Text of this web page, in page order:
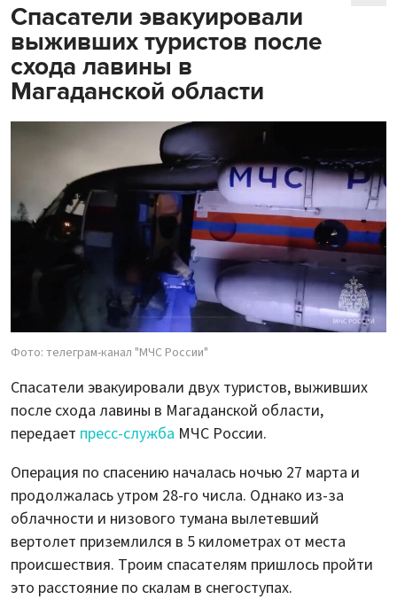
Спасатели эвакуировали
выживших туристов после
схода лавины в
Магаданской области
Фото: телеграм-канал "МЧС России"
Спасатели эвакуировали двух туристов, выживших
после схода лавины в Магаданской области,
передает пресс-служба МЧС России.
Операция по спасению началась ночью 27 марта и
продолжалась утром 28-го числа. Однако из-за
облачности и низового тумана вылетевший
вертолет приземлился в 5 километрах от места
происшествия. Троим спасателям пришлось пройти
это расстояние по скалам в снегоступах.